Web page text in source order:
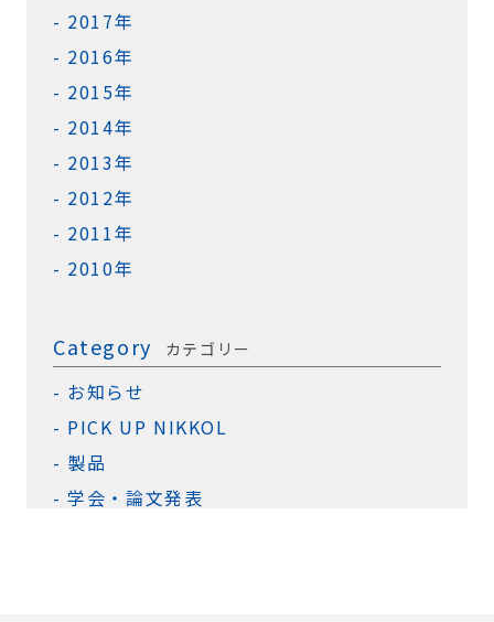
2017年
2016年
2015年
2014年
2013年
2012年
2011年
2010年
Category カテゴリー
お知らせ
PICK UP NIKKOL
製品
学会・論文発表